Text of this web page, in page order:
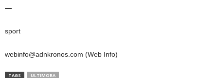
—
sport
webinfo@adnkronos.com (Web Info)
TAGS ULTIMORA